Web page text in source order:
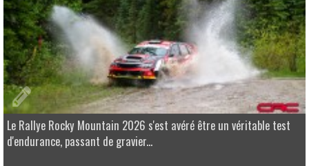
Le Rallye Rocky Mountain 2026 s'est avéré être un véritable test
d'endurance, passant de gravier...